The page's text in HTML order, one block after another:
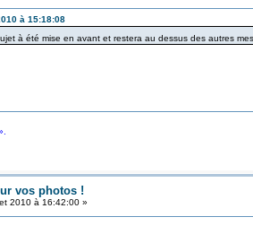
à 15:18:08
à été mise en avant et restera au dessus des autres
vos photos !
2010 à 16:42:00 »